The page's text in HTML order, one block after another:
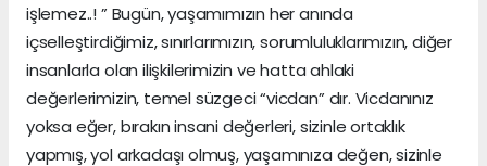
işlemez..! ” Bugün, yaşamımızın her anında
içselleştirdiğimiz, sınırlarımızın, sorumluluklarımızın, diğer
insanlarla olan ilişkilerimizin ve hatta ahlaki
değerlerimizin, temel süzgeci “vicdan” dır. Vicdanınız
yoksa eğer, bırakın insani değerleri, sizinle ortaklık
yapmış, yol arkadaşı olmuş, yaşamınıza değen, sizinle